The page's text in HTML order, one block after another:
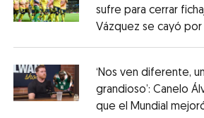
Opens in new window
sufre para cerrar
Vázquez se cayó
Opens in new window
‘Nos ven diferente,
grandioso’: Canelo
que el Mundial